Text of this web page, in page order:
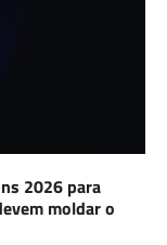
2026 para
moldar o